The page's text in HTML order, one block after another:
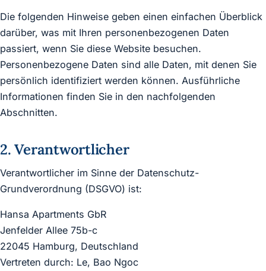
Die folgenden Hinweise geben einen einfachen Überblick
darüber, was mit Ihren personenbezogenen Daten
passiert, wenn Sie diese Website besuchen.
Personenbezogene Daten sind alle Daten, mit denen Sie
persönlich identifiziert werden können. Ausführliche
Informationen finden Sie in den nachfolgenden
Abschnitten.
2. Verantwortlicher
Verantwortlicher im Sinne der Datenschutz-
Grundverordnung (DSGVO) ist:
Hansa Apartments GbR
Jenfelder Allee 75b-c
22045 Hamburg, Deutschland
Vertreten durch: Le, Bao Ngoc